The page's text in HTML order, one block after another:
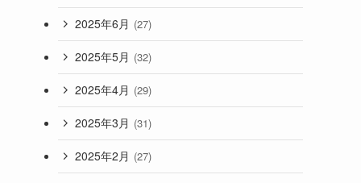
2025年6月 (27)
2025年5月 (32)
2025年4月 (29)
2025年3月 (31)
2025年2月 (27)